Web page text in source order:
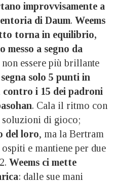
improvvisamente a
di Daum. Weems
torna in equilibrio,
messo a segno da
essere più brillante
segna solo 5 punti in
i 15 dei padroni
. Cala il ritmo con
di gioco;
del loro, ma la Bertram
e mantiene per due
Weems ci mette
: dalle sue mani